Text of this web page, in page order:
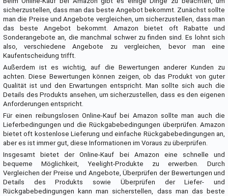
sicherzustellen, dass man das beste Angebot bekommt. Zunächst sollte
man die Preise und Angebote vergleichen, um sicherzustellen, dass man
das beste Angebot bekommt. Amazon bietet oft Rabatte und
Sonderangebote an, die manchmal schwer zu finden sind. Es lohnt sich
also, verschiedene Angebote zu vergleichen, bevor man eine
Kaufentscheidung trifft.
Außerdem ist es wichtig, auf die Bewertungen anderer Kunden zu
achten. Diese Bewertungen können zeigen, ob das Produkt von guter
Qualität ist und den Erwartungen entspricht. Man sollte sich auch die
Details des Produkts ansehen, um sicherzustellen, dass es den eigenen
Anforderungen entspricht.
Für einen reibungslosen Online-Kauf bei Amazon sollte man auch die
Lieferbedingungen und die Rückgabebedingungen überprüfen. Amazon
bietet oft kostenlose Lieferung und einfache Rückgabebedingungen an,
aber es ist immer gut, diese Informationen im Voraus zu überprüfen.
Insgesamt bietet der Online-Kauf bei Amazon eine schnelle und
bequeme Möglichkeit, Yeelight-Produkte zu erwerben. Durch
Vergleichen der Preise und Angebote, Überprüfen der Bewertungen und
Details des Produkts sowie Überprüfen der Liefer- und
Rückgabebedingungen kann man sicherstellen, dass man das beste